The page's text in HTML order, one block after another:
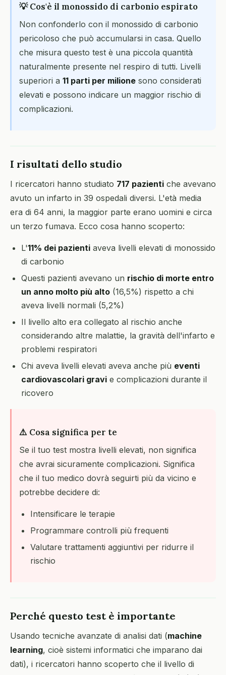
💡 Cos'è il monossido di carbonio espirato
Non confonderlo con il monossido di carbonio
pericoloso che può accumularsi in casa. Quello
che misura questo test è una piccola quantità
naturalmente presente nel respiro di tutti. Livelli
superiori a 11 parti per milione sono considerati
elevati e possono indicare un maggior rischio di
complicazioni.
I risultati dello studio
I ricercatori hanno studiato 717 pazienti che avevano
avuto un infarto in 39 ospedali diversi. L'età media
era di 64 anni, la maggior parte erano uomini e circa
un terzo fumava. Ecco cosa hanno scoperto:
L'11% dei pazienti aveva livelli elevati di monossido
di carbonio
Questi pazienti avevano un rischio di morte entro
un anno molto più alto (16,5%) rispetto a chi
aveva livelli normali (5,2%)
Il livello alto era collegato al rischio anche
considerando altre malattie, la gravità dell'infarto e
problemi respiratori
Chi aveva livelli elevati aveva anche più eventi
cardiovascolari gravi e complicazioni durante il
ricovero
⚠️ Cosa significa per te
Se il tuo test mostra livelli elevati, non significa
che avrai sicuramente complicazioni. Significa
che il tuo medico dovrà seguirti più da vicino e
potrebbe decidere di:
Intensificare le terapie
Programmare controlli più frequenti
Valutare trattamenti aggiuntivi per ridurre il
rischio
Perché questo test è importante
Usando tecniche avanzate di analisi dati (machine
learning, cioè sistemi informatici che imparano dai
dati), i ricercatori hanno scoperto che il livello di